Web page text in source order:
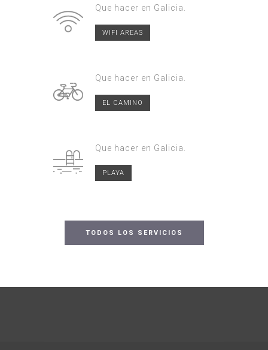
Que hacer en Galicia.
WIFI AREAS
Que hacer en Galicia.
EL CAMINO
Que hacer en Galicia.
PLAYA
TODOS LOS SERVICIOS